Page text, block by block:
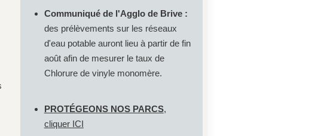
Communiqué de l'Agglo de Brive :
des prélèvements sur les réseaux
d'eau potable auront lieu à partir de fin
août afin de mesurer le taux de
Chlorure de vinyle monomère.
​PROTÉGEONS NOS PARCS,
cliquer ICI